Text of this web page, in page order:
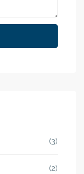
(3)
(2)